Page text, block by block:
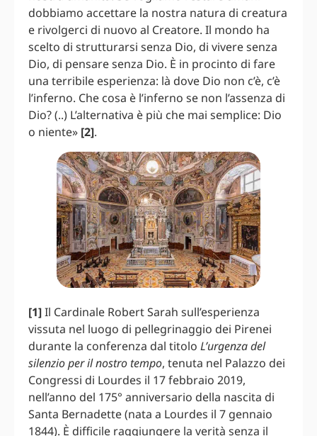
dobbiamo accettare la nostra natura di creatura
e rivolgerci di nuovo al Creatore. Il mondo ha
scelto di strutturarsi senza Dio, di vivere senza
Dio, di pensare senza Dio. È in procinto di fare
una terribile esperienza: là dove Dio non c’è, c’è
l’inferno. Che cosa è l’inferno se non l’assenza di
Dio? (..) L’alternativa è più che mai semplice: Dio
o niente» [2].
[1]Il Cardinale Robert Sarah sull’esperienza
vissuta nel luogo di pellegrinaggio dei Pirenei
durante la conferenza dal titolo L’urgenza del
silenzio per il nostro tempo, tenuta nel Palazzo dei
Congressi di Lourdes il 17 febbraio 2019,
nell’anno del 175° anniversario della nascita di
Santa Bernadette (nata a Lourdes il 7 gennaio
1844). È difficile raggiungere la verità senza il